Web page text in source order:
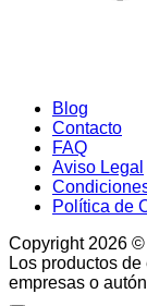
Blog
Contacto
FAQ
Aviso Legal
Política de
Copyright 2026 ©
Los productos
empresas o